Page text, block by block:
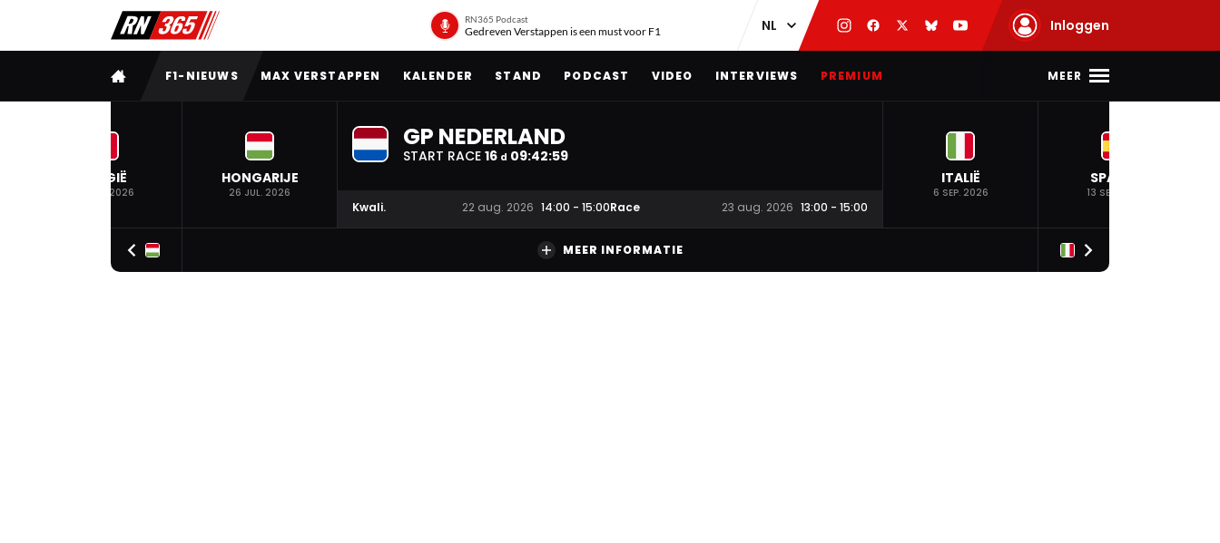
RN365 Podcast
Gedreven Verstappen is een must voor F1 Inloggen
VOLLEDIG MENU
F1-NIEUWS MAX VERSTAPPEN KALENDER STAND PODCAST VIDEO INTERVIEWS PREMIUM MEER
BELGIË
19 JUL. 2026
HONGARIJE
26 JUL. 2026
GP NEDERLAND
START RACE 16 d 09:42:58
Kwali. 22 aug. 2026 14:00 - 15:00Race 23 aug. 2026 13:00 - 15:00
ITALIË
6 SEP. 2026
SPANJE
13 SEP. 2026
MEER INFORMATIE